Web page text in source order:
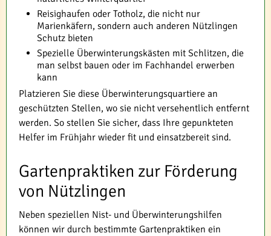
Reisighaufen oder Totholz, die nicht nur
Marienkäfern, sondern auch anderen Nützlingen
Schutz bieten
Spezielle Überwinterungskästen mit Schlitzen, die
man selbst bauen oder im Fachhandel erwerben
kann
Platzieren Sie diese Überwinterungsquartiere an
geschützten Stellen, wo sie nicht versehentlich entfernt
werden. So stellen Sie sicher, dass Ihre gepunkteten
Helfer im Frühjahr wieder fit und einsatzbereit sind.
Gartenpraktiken zur Förderung
von Nützlingen
Neben speziellen Nist- und Überwinterungshilfen
können wir durch bestimmte Gartenpraktiken ein